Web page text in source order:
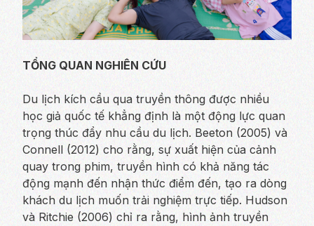
TỔNG QUAN NGHIÊN CỨU
Du lịch kích cầu qua truyền thông được nhiều
học giả quốc tế khẳng định là một động lực quan
trọng thúc đẩy nhu cầu du lịch. Beeton (2005) và
Connell (2012) cho rằng, sự xuất hiện của cảnh
quay trong phim, truyền hình có khả năng tác
động mạnh đến nhận thức điểm đến, tạo ra dòng
khách du lịch muốn trải nghiệm trực tiếp. Hudson
và Ritchie (2006) chỉ ra rằng, hình ảnh truyền